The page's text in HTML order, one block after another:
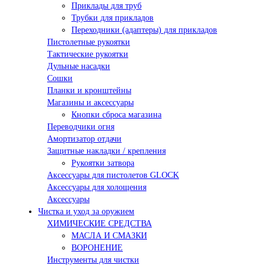
Приклады для труб
Трубки для прикладов
Переходники (адаптеры) для прикладов
Пистолетные рукоятки
Тактические рукоятки
Дульные насадки
Сошки
Планки и кронштейны
Магазины и аксессуары
Кнопки сброса магазина
Переводчики огня
Амортизатор отдачи
Защитные накладки / крепления
Рукоятки затвора
Аксессуары для пистолетов GLOCK
Аксессуары для холощения
Аксессуары
Чистка и уход за оружием
ХИМИЧЕСКИЕ СРЕДСТВА
МАСЛА И СМАЗКИ
ВОРОНЕНИЕ
Инструменты для чистки